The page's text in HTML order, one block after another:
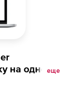
на одном
Enterprise
еще